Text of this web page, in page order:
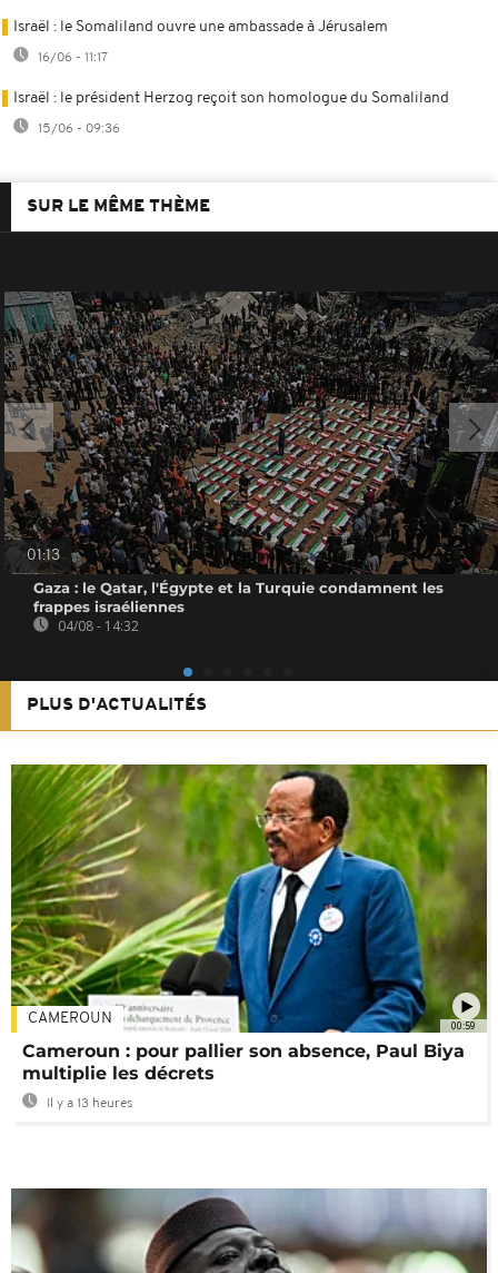
Israël : le Somaliland ouvre une ambassade à Jérusalem
16/06 - 11:17
Israël : le président Herzog reçoit son homologue du Somaliland
15/06 - 09:36
SUR LE MÊME THÈME
01:13
Gaza : le Qatar, l'Égypte et la Turquie condamnent les
frappes israéliennes
04/08 - 14:32
PLUS D'ACTUALITÉS
00:59
CAMEROUN
Cameroun : pour pallier son absence, Paul Biya
multiplie les décrets
Il y a 13 heures